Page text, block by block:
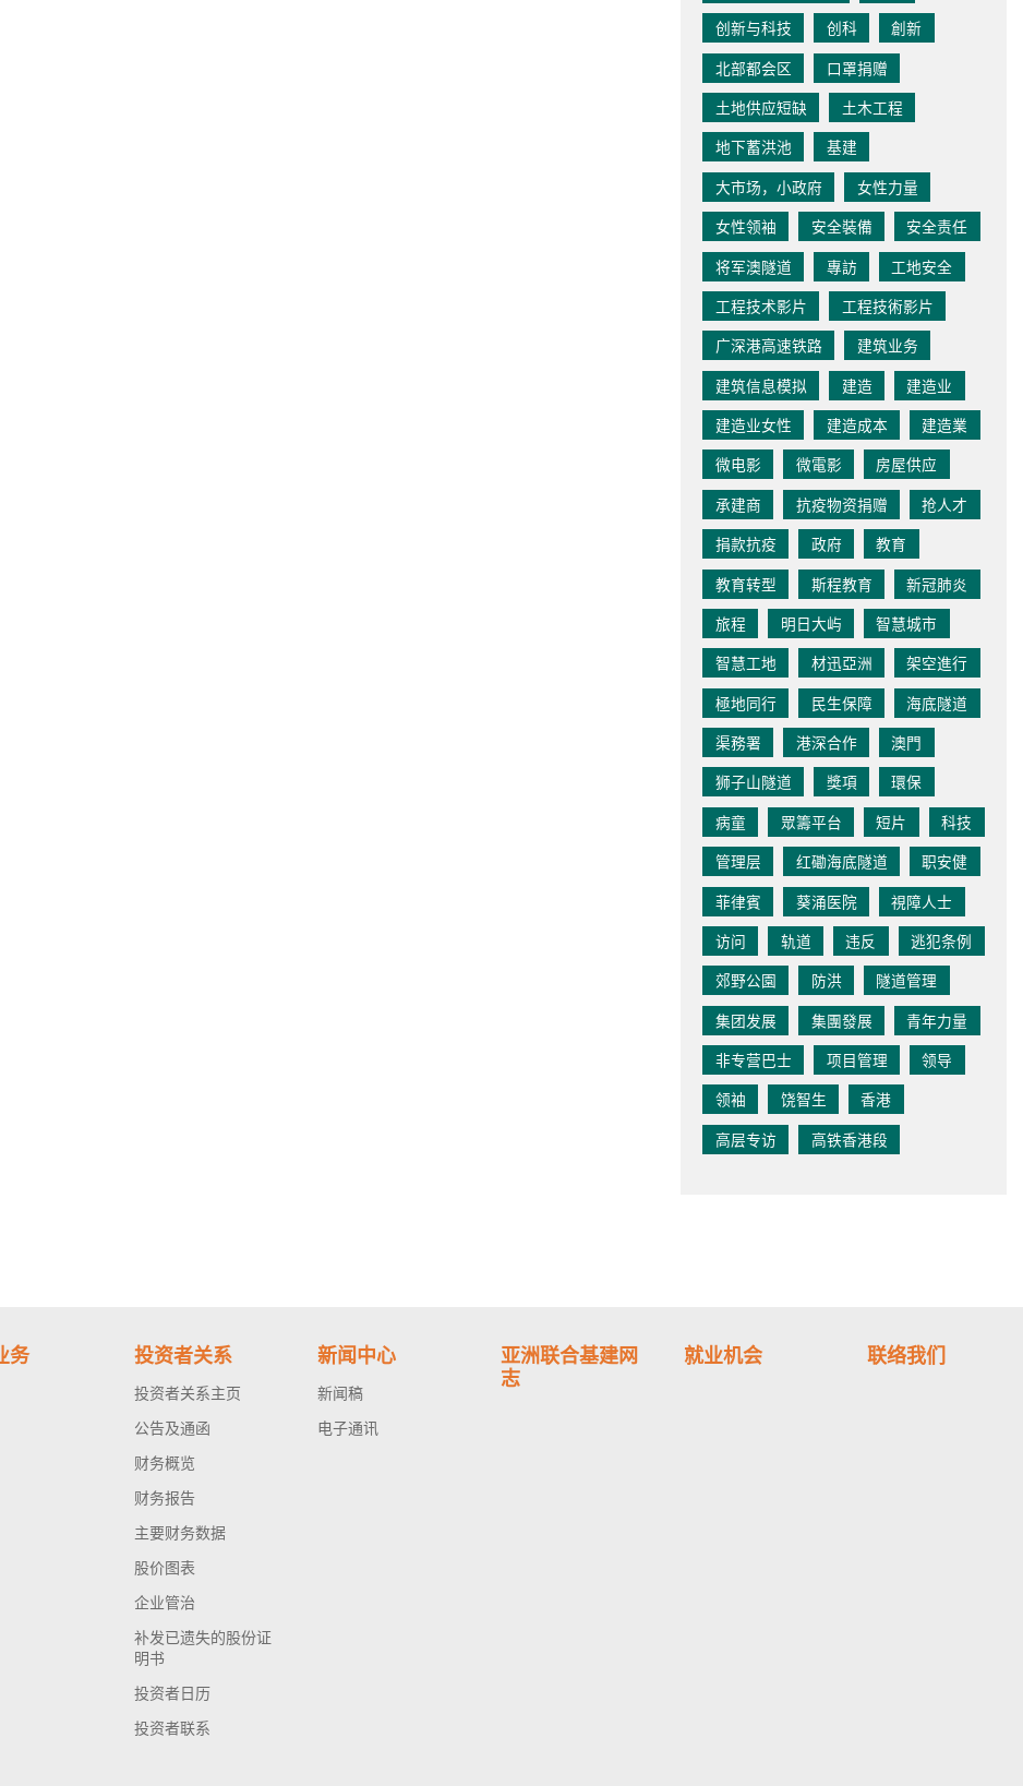
创新与科技
创科
創新
北部都会区
口罩捐赠
土地供应短缺
土木工程
地下蓄洪池
基建
大市场，小政府
女性力量
女性领袖
安全裝備
安全责任
将军澳隧道
專訪
工地安全
工程技术影片
工程技術影片
广深港高速铁路
建筑业务
建筑信息模拟
建造
建造业
建造业女性
建造成本
建造業
微电影
微電影
房屋供应
承建商
抗疫物资捐赠
抢人才
捐款抗疫
政府
教育
教育转型
斯程教育
新冠肺炎
旅程
明日大屿
智慧城市
智慧工地
材迅亞洲
架空進行
極地同行
民生保障
海底隧道
渠務署
港深合作
澳門
狮子山隧道
獎項
環保
病童
眾籌平台 短片
科技
管理层
红磡海底隧道
职安健
菲律賓
葵涌医院
視障人士
访问
轨道 违反
逃犯条例
郊野公園
防洪
隧道管理
集团发展
集團發展
青年力量
非专营巴士
项目管理
领导
领袖
饶智生
香港
高层专访
高铁香港段
务 投资者关系
投资者关系主页
公告及通函
财务概览
财务报告
主要财务数据
股价图表
企业管治
补发已遗失的股份证
明书
投资者日历
投资者联系
新闻中心
新闻稿
电子通讯
亚洲联合基建网
志
就业机会 联络我们